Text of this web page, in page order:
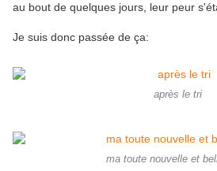
au bout de quelques jours, leur peur
Je suis donc passée de ça:
après le tri
ma toute nouvelle et